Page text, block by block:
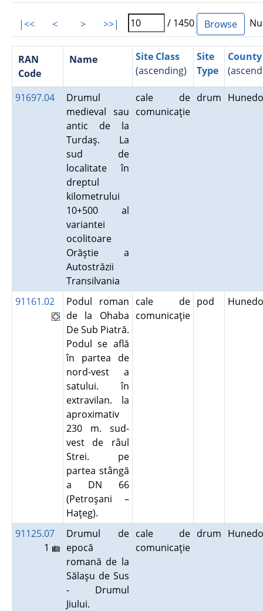
|<< < > >>| / 1450
RAN
Code
Name
Site Class
(ascending)
Site
Type
County
91697.04
Drumul
medieval sau
antic de la
Turdaş. La
sud de
localitate în
dreptul
kilometrului
10+500 al
variantei
ocolitoare
Orăştie a
Autostrăzii
Transilvania
cale de
comunicaţie
drum
91161.02
Podul roman
de la Ohaba
De Sub Piatră.
Podul se află
în partea de
nord-vest a
satului. în
extravilan. la
aproximativ
230 m. sud-
vest de râul
Strei. pe
partea stângă
a DN 66
(Petroşani –
Haţeg).
cale de
comunicaţie
pod
91125.07
1
Drumul de
epocă
romană de la
Sălaşu de Sus
- Drumul
Jiului.
cale de
comunicaţie
drum